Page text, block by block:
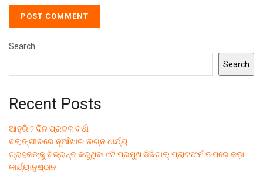
Search
Search
Recent Posts
ଆହୁରି ୨ ଦିନ ପ୍ରବଳ ବର୍ଷା
ବଲାଙ୍ଗୀରରେ ନୂଆଁଖାଇ ଲଗ୍ନ ଧାର୍ଯ୍ୟ
ଗ୍ରାହକଙ୍କୁ ବିଭ୍ରାନ୍ତ କରୁଥିବା ୯ଟି ପ୍ରମୁଖ ଡିଜିଟାଲ୍ ପ୍ଲାଟଫର୍ମ ଉପରେ କଡ଼ା
କାର୍ଯ୍ୟାନୁଷ୍ଠାନ